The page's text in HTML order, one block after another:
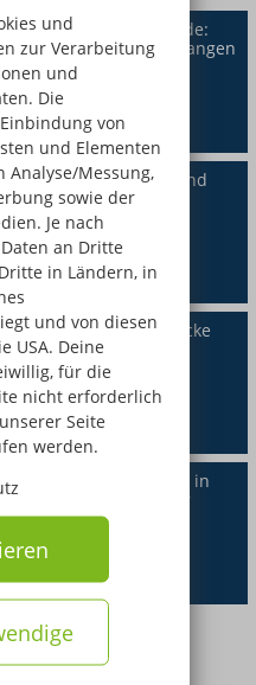
und
zur Verarbeitung
und
Die
von
und Elementen
Analyse/Messung,
sowie der
Je nach
an Dritte
in Ländern, in
und von diesen
USA. Deine
für die
nicht erforderlich
Seite
werden.
auf dem ERBA-Gelände:
begeistern in Wangen
Bernd
sponsert WRB-
Jugendbereich
im August: Entdecke
und die
(PTA)
Alltag: Schüler:innen in
Projektarbeiten vor